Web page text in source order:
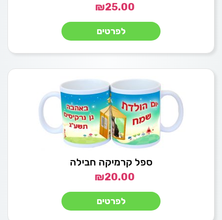
₪25.00
לפרטים
ספל קרמיקה חבילה
₪20.00
לפרטים